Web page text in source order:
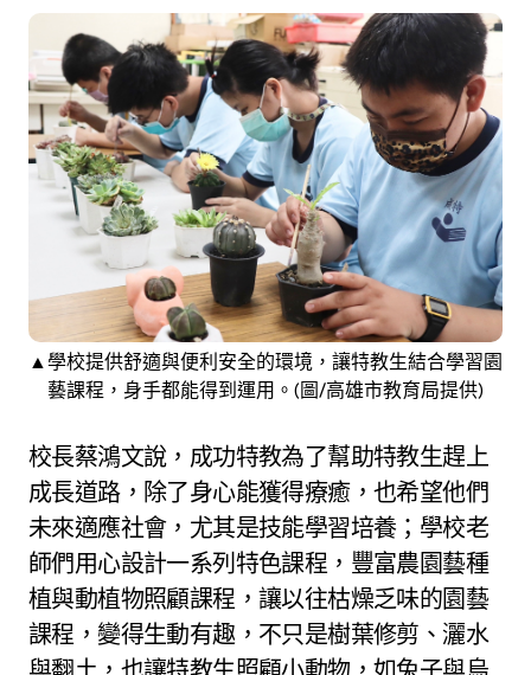
▲學校提供舒適與便利安全的環境，讓特教生結合學習園
藝課程，身手都能得到運用。(圖/高雄市教育局提供)
校長蔡鴻文說，成功特教為了幫助特教生趕上
成長道路，除了身心能獲得療癒，也希望他們
未來適應社會，尤其是技能學習培養；學校老
師們用心設計一系列特色課程，豐富農園藝種
植與動植物照顧課程，讓以往枯燥乏味的園藝
課程，變得生動有趣，不只是樹葉修剪、灑水